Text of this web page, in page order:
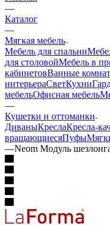
Главная
—
Каталог
—
Мягкая мебель
Мебель для спальни
для столовойМебель в
кабинетовВанные
интерьераСветКухни
мебельОфисная мебель
—
Кушетки и оттоманки
ДиваныКреслаКресла-
вращающиеся
—